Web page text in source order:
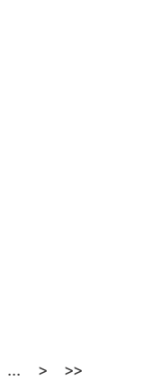
... > >>